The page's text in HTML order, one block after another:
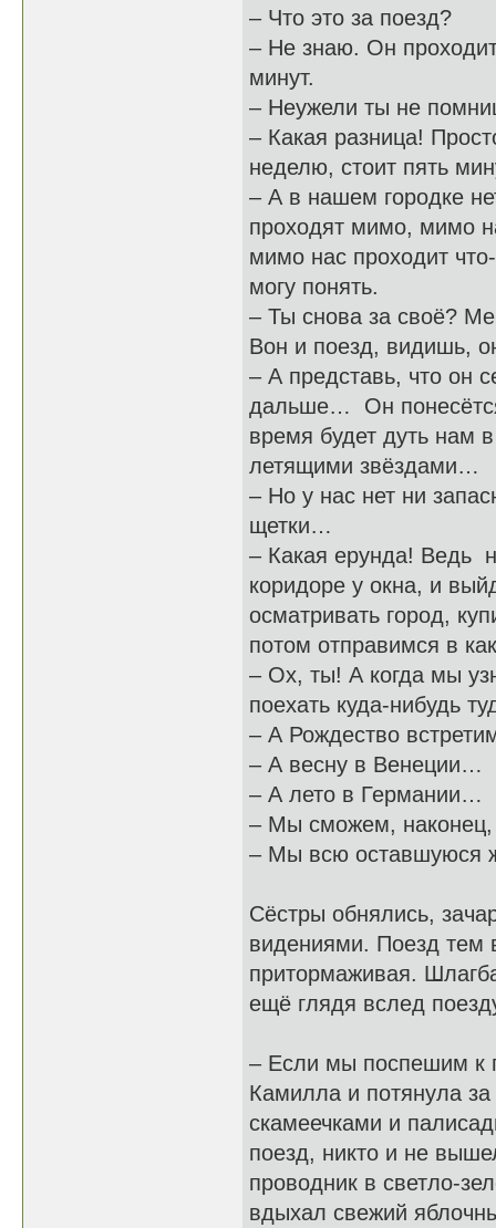
– Что это за поезд?
– Не знаю. Он проходит
минут.
– Неужели ты не
– Какая разница!
неделю, стоит пять
– А в нашем городке
проходят мимо, мимо
мимо нас проходит
могу понять.
– Ты снова за своё?
Вон и поезд, видишь,
– А представь, что он
дальше… Он
время будет дуть нам
летящими звёздами…
– Но у нас нет ни
щетки…
– Какая ерунда! Ведь
коридоре у окна, и
осматривать город,
потом отправимся в
– Ох, ты! А когда мы
поехать куда-нибудь
– А Рождество
– А весну в Венеции…
– А лето в Германии…
– Мы сможем, наконец,
– Мы всю оставшуюся
Сёстры обнялись,
видениями. Поезд
притормаживая.
ещё глядя вслед
– Если мы поспешим к
Камилла и потянула
скамеечками и
поезд, никто и не
проводник в светло-
вдыхал свежий